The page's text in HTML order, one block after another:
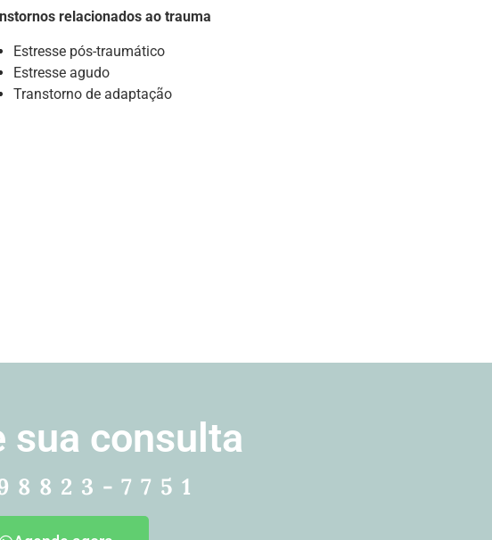
relacionados ao trauma
Estresse pós-traumático
Estresse agudo
Transtorno de adaptação
sua consulta
7751